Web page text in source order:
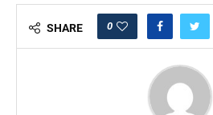
SHARE 0